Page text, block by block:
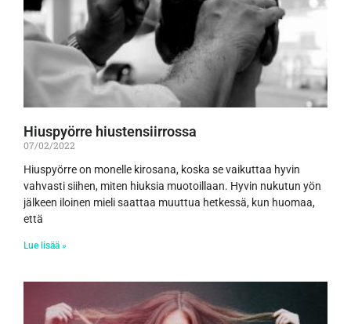
Hiuspyörre hiustensiirrossa
07/02/2022
Hiuspyörre on monelle kirosana, koska se vaikuttaa hyvin
vahvasti siihen, miten hiuksia muotoillaan. Hyvin nukutun yön
jälkeen iloinen mieli saattaa muuttua hetkessä, kun huomaa,
että
Lue lisää »